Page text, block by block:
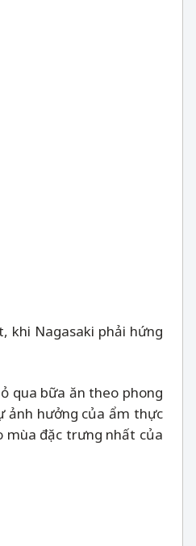
khi Nagasaki phải hứng
qua bữa ăn theo phong
ảnh hưởng của ẩm thực
mùa đặc trưng nhất của